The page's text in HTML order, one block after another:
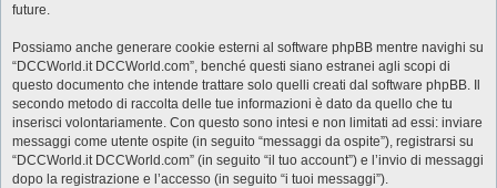
future.
Possiamo anche generare cookie esterni al software phpBB mentre navighi su
“DCCWorld.it DCCWorld.com”, benché questi siano estranei agli scopi di
questo documento che intende trattare solo quelli creati dal software phpBB. Il
secondo metodo di raccolta delle tue informazioni è dato da quello che tu
inserisci volontariamente. Con questo sono intesi e non limitati ad essi: inviare
messaggi come utente ospite (in seguito “messaggi da ospite”), registrarsi su
“DCCWorld.it DCCWorld.com” (in seguito “il tuo account”) e l’invio di messaggi
dopo la registrazione e l’accesso (in seguito “i tuoi messaggi”).